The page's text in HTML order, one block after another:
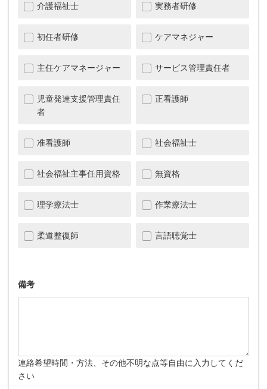
介護福祉士 実務者研修
初任者研修 ケアマネジャー
主任ケアマネージャー サービス管理責任者
児童発達支援管理責任
者
正看護師
准看護師 社会福祉士
社会福祉主事任用資格 無資格
理学療法士 作業療法士
柔道整復師 言語聴覚士
備考
連絡希望時間・方法、その他不明な点等自由に入力してくだ
さい